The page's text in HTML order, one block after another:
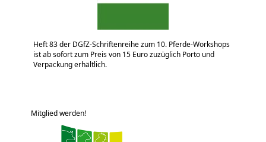
Heft 83 der DGfZ-Schriftenreihe zum 10. Pferde-Workshops
ist ab sofort zum Preis von 15 Euro zuzüglich Porto und
Verpackung erhältlich.
Mitglied werden!